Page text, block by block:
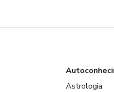
Astrologia